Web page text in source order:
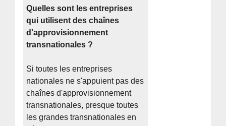
Quelles sont les entreprises
qui utilisent des chaînes
d'approvisionnement
transnationales ?
Si toutes les entreprises
nationales ne s'appuient pas des
chaînes d'approvisionnement
transnationales, presque toutes
les grandes transnationales en